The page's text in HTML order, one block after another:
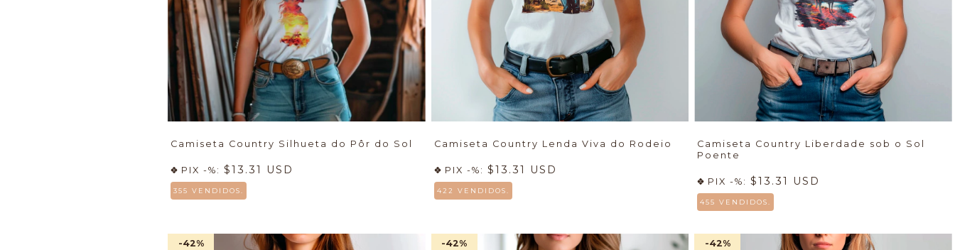
Camiseta Country Silhueta do Pôr do Sol
PIX -%: $13.31 USD
355 VENDIDOS.
Camiseta Country Lenda Viva do Rodeio
PIX -%: $13.31 USD
422 VENDIDOS.
Camiseta Country Liberdade sob o Sol
Poente
PIX -%:$13.31 USD
455 VENDIDOS.
-42% -42% -42%